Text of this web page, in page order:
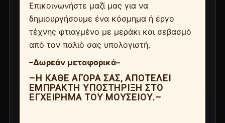
Επικοινωνήστε μαζί μας για να
δημιουργήσουμε ένα κόσμημα ή έργο
τέχνης φτιαγμένο με μεράκι και σεβασμό
από τον παλιό σας υπολογιστή.
–Δωρεάν μεταφορικά–
–Η ΚΆΘΕ ΑΓΟΡΆ ΣΑΣ, ΑΠΟΤΕΛΕΊ
ΈΜΠΡΑΚΤΗ ΥΠΟΣΤΉΡΙΞΗ ΣΤΟ
ΕΓΧΕΊΡΗΜΑ ΤΟΥ ΜΟΥΣΕΊΟΥ.–